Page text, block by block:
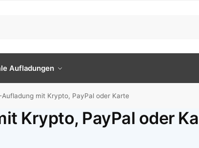
Aufladungen
Aufladung mit Krypto, PayPal oder Karte
Krypto, PayPal oder